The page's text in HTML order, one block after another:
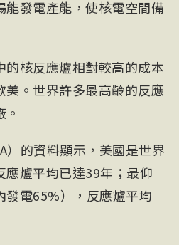
能發電產能，使核電空間備
核反應爐相對較高的成本
。世界許多最高齡的反應
）的資料顯示，美國是世界
應爐平均已達39年；最仰
發電65%），反應爐平均